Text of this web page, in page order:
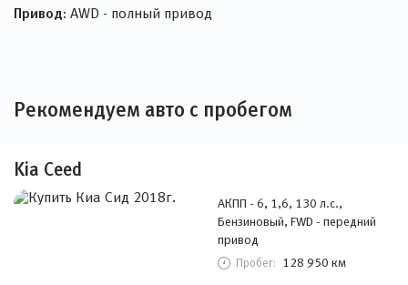
Привод: AWD - полный привод
Рекомендуем авто с пробегом
Kia Ceed
АКПП - 6, 1,6, 130 л.с.,
Бензиновый, FWD - передний
привод
Пробег: 128 950 км